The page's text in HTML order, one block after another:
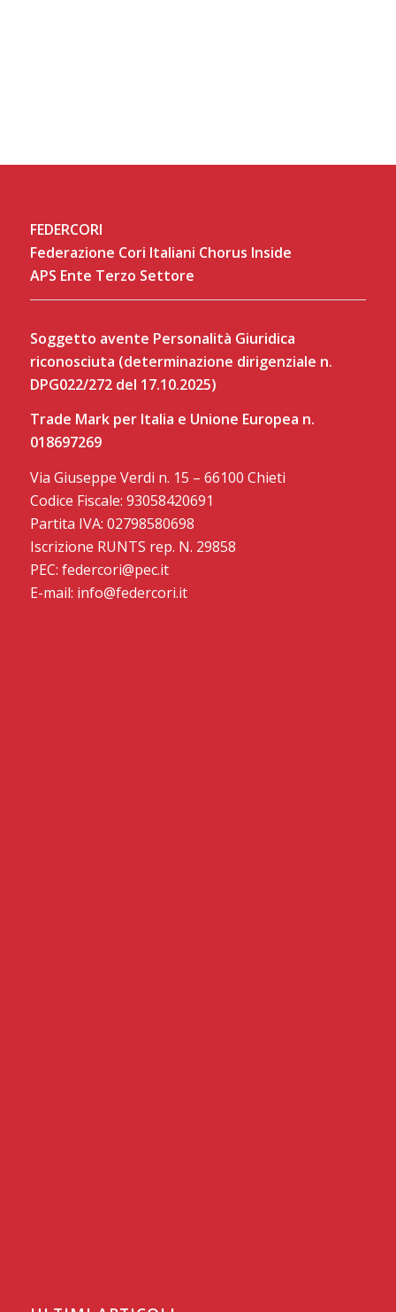
FEDERCORI
Federazione Cori Italiani Chorus Inside
APS Ente Terzo Settore
Soggetto avente Personalità Giuridica
riconosciuta (determinazione dirigenziale n.
DPG022/272 del 17.10.2025)
Trade Mark per Italia e Unione Europea n.
018697269
Via Giuseppe Verdi n. 15 – 66100 Chieti
Codice Fiscale: 93058420691
Partita IVA: 02798580698
Iscrizione RUNTS rep. N. 29858
PEC: federcori@pec.it
E-mail: info@federcori.it